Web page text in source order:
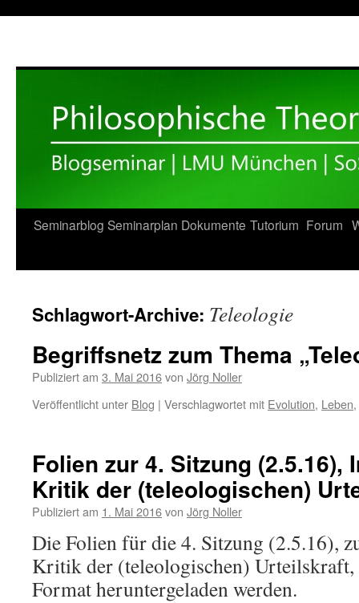
Zum
Seminarblog Seminarplan Dokumente Tutorium Forum
Schlagwort-Archive: Teleologie
Begriffsnetz zum Thema
Publiziert am 3. Mai 2016von Jörg Noller
Veröffentlicht unter Blog | Verschlagwortet mit Evolution, Leben,
Folien zur 4. Sitzung (2.5.16),
Kritik der (teleologischen)
Publiziert am 1. Mai 2016von Jörg Noller
Die Folien für die 4. Sitzung (2.5.16),
Kritik der (teleologischen)
Format heruntergeladen werden.